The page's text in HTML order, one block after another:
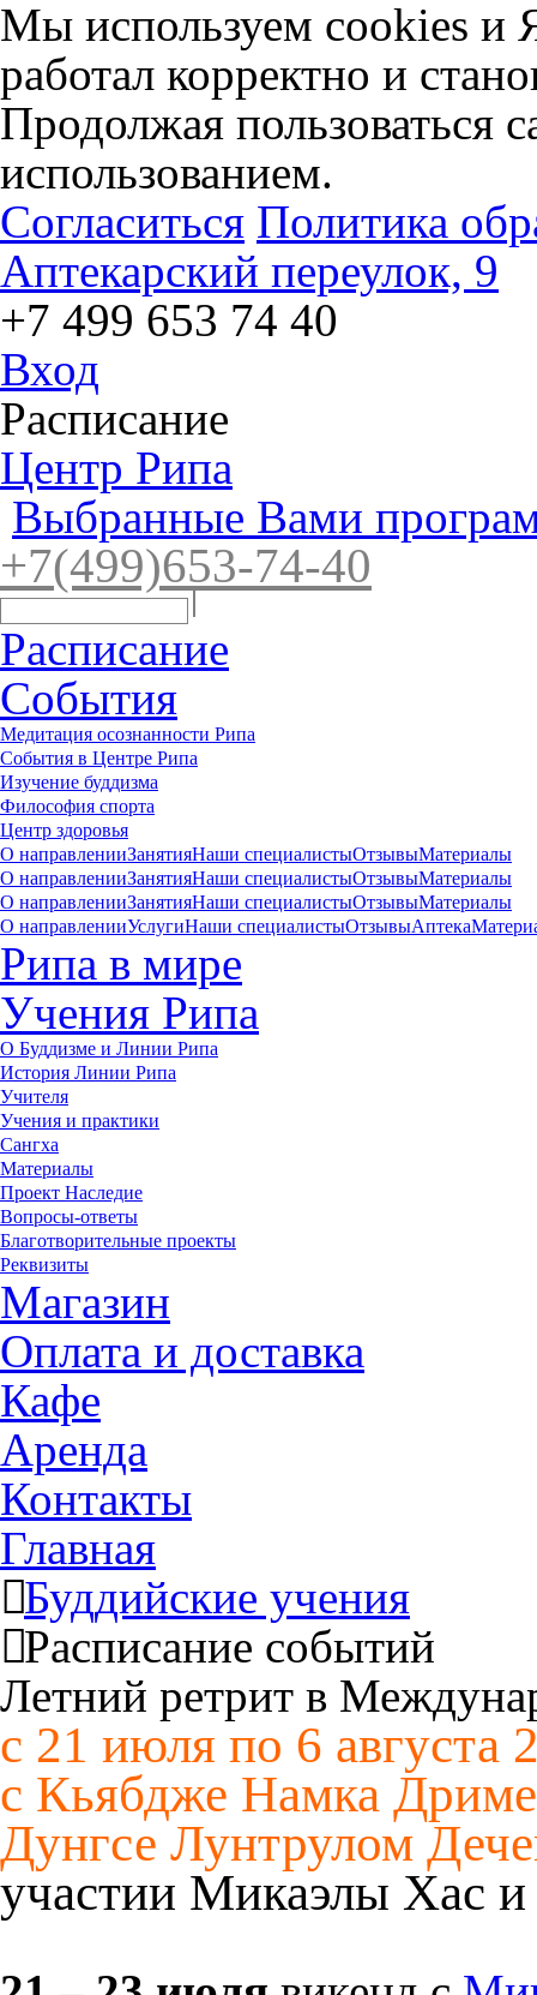
Мы используем cookies и
работал корректно и
Продолжая пользоваться
использованием.
Согласиться Политика
Аптекарский переулок, 9
+7 499 653 74 40
Вход
Расписание
Центр Рипа
Выбранные Вами
+7(499)653-74-40
Расписание
События
Медитация осознанности Рипа
События в Центре Рипа
Изучение буддизма
Философия спорта
Центр здоровья
О направленииЗанятияНаши специалистыОтзывыМатериалы
О направленииЗанятияНаши специалистыОтзывыМатериалы
О направленииЗанятияНаши специалистыОтзывыМатериалы
О направленииУслугиНаши специалистыОтзывыАптека
Рипа в мире
Учения Рипа
О Буддизме и Линии Рипа
История Линии Рипа
Учителя
Учения и практики
Сангха
Материалы
Проект Наследие
Вопросы-ответы
Благотворительные проекты
Реквизиты
Магазин
Оплата и доставка
Кафе
Аренда
Контакты
Главная
Буддийские учения
Расписание событий
Летний ретрит в
с 21 июля по 6 августа
с Кьябдже Намка
Дунгсе Лунтрулом
участии Микаэлы Хас